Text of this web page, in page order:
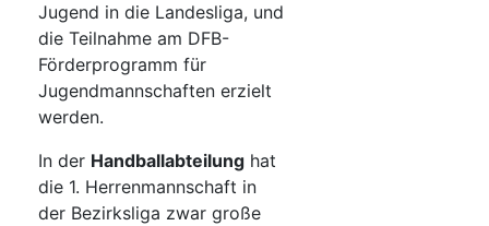
Jugend in die Landesliga, und
die Teilnahme am DFB-
Förderprogramm für
Jugendmannschaften erzielt
werden.
In der Handballabteilung hat
die 1. Herrenmannschaft in
der Bezirksliga zwar große